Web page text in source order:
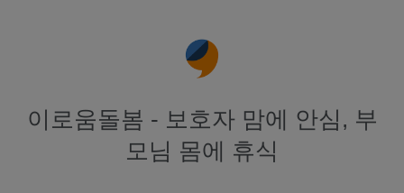
이로움돌봄 - 보호자 맘에 안심, 부
모님 몸에 휴식